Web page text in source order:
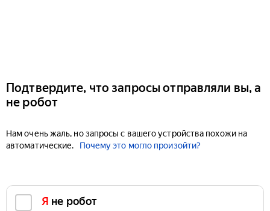
Подтвердите, что запросы отправляли вы, а
не робот
Нам очень жаль, но запросы с вашего устройства похожи на
автоматические.
Почему это могло произойти?
Я не робот